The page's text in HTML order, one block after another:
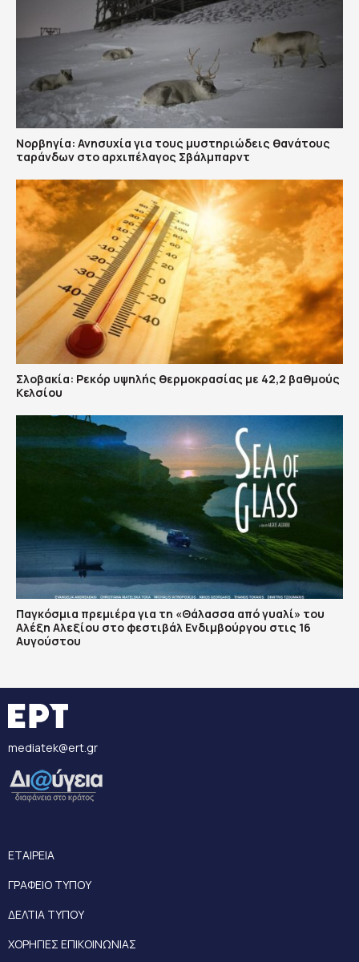
Νορβηγία: Ανησυχία για τους μυστηριώδεις θανάτους
ταράνδων στο αρχιπέλαγος Σβάλμπαρντ
Σλοβακία: Ρεκόρ υψηλής θερμοκρασίας με 42,2 βαθμούς
Κελσίου
Παγκόσμια πρεμιέρα για τη «Θάλασσα από γυαλί» του
Αλέξη Αλεξίου στο φεστιβάλ Ενδιμβούργου στις 16
Αυγούστου
mediatek@ert.gr
ΕΤΑΙΡΕΙΑ
ΓΡΑΦΕΙΟ ΤΥΠΟΥ
ΔΕΛΤΙΑ ΤΥΠΟΥ
ΧΟΡΗΓΙΕΣ ΕΠΙΚΟΙΝΩΝΙΑΣ